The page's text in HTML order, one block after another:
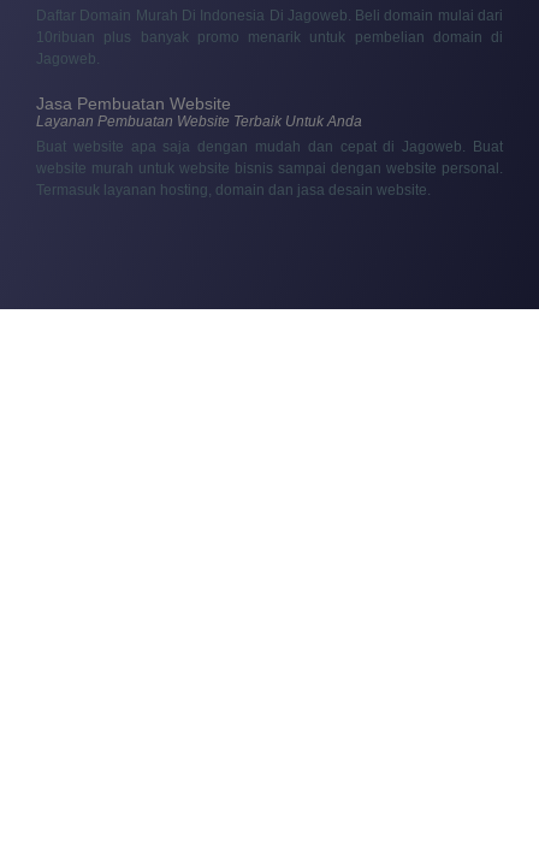
Daftar Domain Murah Di Indonesia Di Jagoweb. Beli domain mulai dari
10ribuan plus banyak promo menarik untuk pembelian domain di
Jagoweb.
Jasa Pembuatan Website
Layanan Pembuatan Website Terbaik Untuk Anda
Buat website apa saja dengan mudah dan cepat di Jagoweb. Buat
website murah untuk website bisnis sampai dengan website personal.
Termasuk layanan hosting, domain dan jasa desain website.